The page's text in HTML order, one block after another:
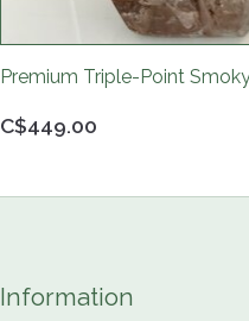
C$449.00
Premium Triple-Point
Information